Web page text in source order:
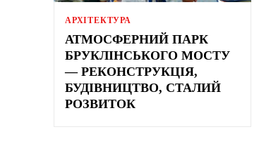
АРХІТЕКТУРА
АТМОСФЕРНИЙ ПАРК
БРУКЛІНСЬКОГО МОСТУ
— РЕКОНСТРУКЦІЯ,
БУДІВНИЦТВО, СТАЛИЙ
РОЗВИТОК